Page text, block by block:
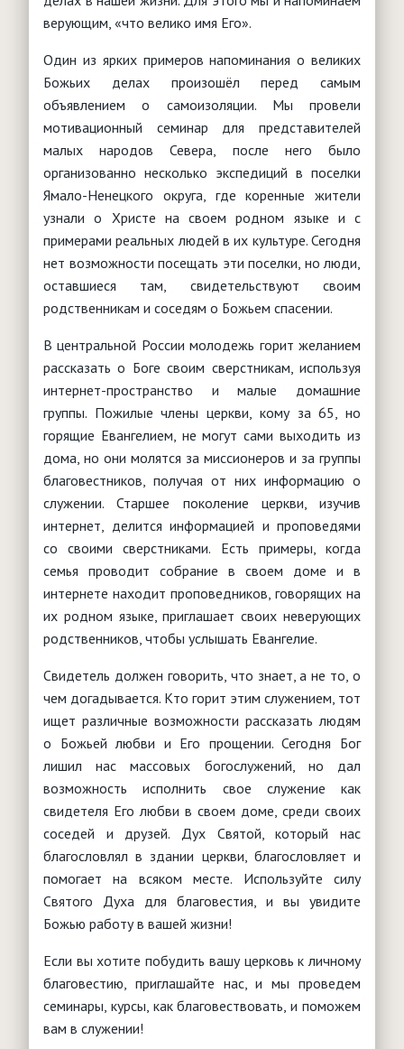
верующим, «что велико имя Его».
Один из ярких примеров напоминания о великих
Божьих делах произошёл перед самым
объявлением о самоизоляции. Мы провели
мотивационный семинар для представителей
малых народов Севера, после него было
организованно несколько экспедиций в поселки
Ямало-Ненецкого округа, где коренные жители
узнали о Христе на своем родном языке и с
примерами реальных людей в их культуре. Сегодня
нет возможности посещать эти поселки, но люди,
оставшиеся там, свидетельствуют своим
родственникам и соседям о Божьем спасении.
В центральной России молодежь горит желанием
рассказать о Боге своим сверстникам, используя
интернет-пространство и малые домашние
группы. Пожилые члены церкви, кому за 65, но
горящие Евангелием, не могут сами выходить из
дома, но они молятся за миссионеров и за группы
благовестников, получая от них информацию о
служении. Старшее поколение церкви, изучив
интернет, делится информацией и проповедями
со своими сверстниками. Есть примеры, когда
семья проводит собрание в своем доме и в
интернете находит проповедников, говорящих на
их родном языке, приглашает своих неверующих
родственников, чтобы услышать Евангелие.
Свидетель должен говорить, что знает, а не то, о
чем догадывается. Кто горит этим служением, тот
ищет различные возможности рассказать людям
о Божьей любви и Его прощении. Сегодня Бог
лишил нас массовых богослужений, но дал
возможность исполнить свое служение как
свидетеля Его любви в своем доме, среди своих
соседей и друзей. Дух Святой, который нас
благословлял в здании церкви, благословляет и
помогает на всяком месте. Используйте силу
Святого Духа для благовестия, и вы увидите
Божью работу в вашей жизни!
Если вы хотите побудить вашу церковь к личному
благовестию, приглашайте нас, и мы проведем
семинары, курсы, как благовествовать, и поможем
вам в служении!